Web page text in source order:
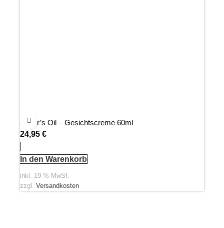
Beyer’s Oil – Gesichtscreme 60ml
24,95 €
In den Warenkorb
inkl. 19 % MwSt.
zzgl. Versandkosten